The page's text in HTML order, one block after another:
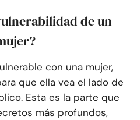
de un
con una mujer,
que ella vea el lado de
Esta es la parte que
más profundos,